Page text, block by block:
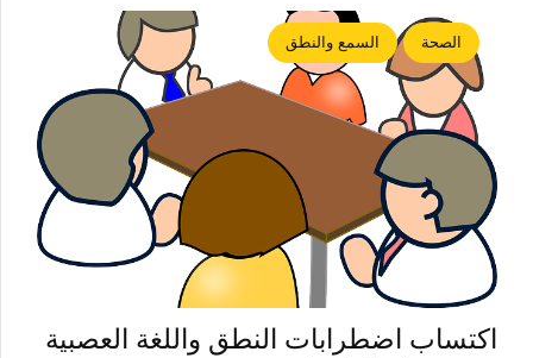
الصحة السمع والنطق
اكتساب اضطرابات النطق واللغة العصبية